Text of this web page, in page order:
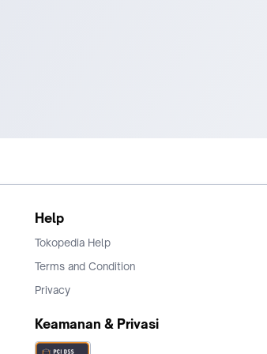
Help
Tokopedia Help
Terms and Condition
Privacy
Keamanan & Privasi